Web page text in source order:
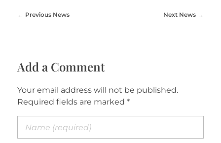
Previous News Next News
Add a Comment
Your email address will not be published.
Required fields are marked *